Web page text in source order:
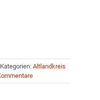
Kategorien: Altlandkreis